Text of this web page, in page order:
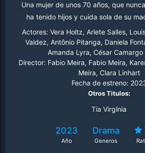
Una mujer de unos 70 años, que
ha tenido hijos y cuida sola de su
prepara para recibir a sus dos
Navidad tras la muerte del
Actores: Vera Holtz, Arlete Salles,
Valdez, Antônio Pitanga, Daniela
Amanda Lyra, César Camargo
Director: Fabio Meira, Fabio Meira,
Meira, Clara Linhart
Fecha de estreno:
Otros Titulos:
Tia Virgínia
2023
Año
Drama
Generos